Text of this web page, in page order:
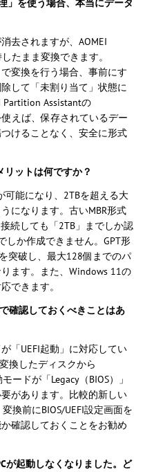
」を使う場合、本当にデータ
去されますが、AOMEI
たまま変換できます。
変換を行う場合、事前にす
して「未割り当て」状態に
Partition Assistantの
使えば、保存されているデー
けることなく、安全に形式
リットは何ですか？
可能になり、2TBを超える大
になります。古いMBR形式
続しても「2TB」までしか認
しか作成できません。GPT形
突破し、最大128個までのパ
ます。また、Windows 11の
できます。
確認しておくべきことはあ
「UEFI起動」に対応してい
換したディスクから
ードが「Legacy（BIOS）」
があります。比較的新しい
換前にBIOS/UEFI設定画面を
確認しておくことをお勧め
が起動しなくなりました。ど